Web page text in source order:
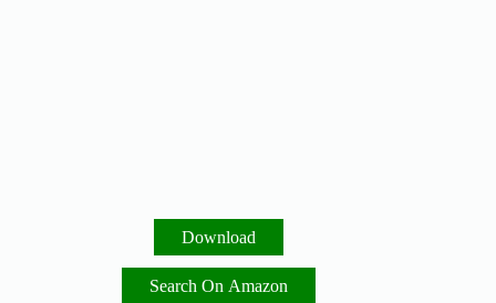
Download
Search On Amazon